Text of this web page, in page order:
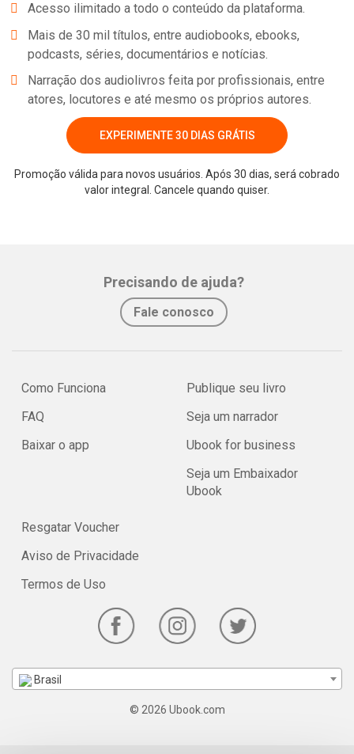
Acesso ilimitado a todo o conteúdo da plataforma.
Mais de 30 mil títulos, entre audiobooks, ebooks,
podcasts, séries, documentários e notícias.
Narração dos audiolivros feita por profissionais, entre
atores, locutores e até mesmo os próprios autores.
EXPERIMENTE 30 DIAS GRÁTIS
Promoção válida para novos usuários. Após 30 dias, será cobrado
valor integral. Cancele quando quiser.
Precisando de ajuda?
Fale conosco
Como Funciona
FAQ
Baixar o app
Publique seu livro
Seja um narrador
Ubook for business
Seja um Embaixador
Ubook
Resgatar Voucher
Aviso de Privacidade
Termos de Uso
Brasil
© 2026 Ubook.com